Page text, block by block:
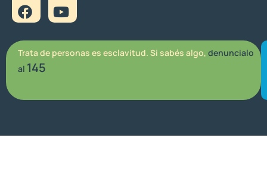
Trata de personas es esclavitud. Si sabés algo, denuncialo
al 145